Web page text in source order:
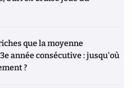
que la moyenne
année consécutive : jusqu'où
?